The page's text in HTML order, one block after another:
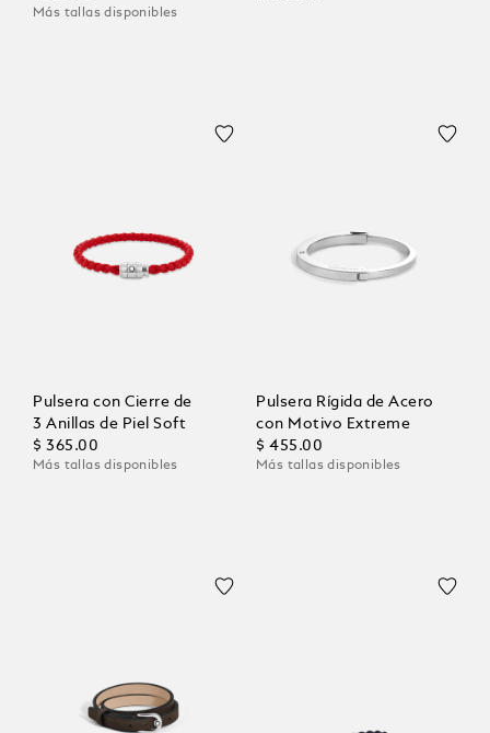
Más tallas disponibles
Pulsera con Cierre de
3 Anillas de Piel Soft
$ 365.00
Más tallas disponibles
Pulsera Rígida de Acero
con Motivo Extreme
$ 455.00
Más tallas disponibles